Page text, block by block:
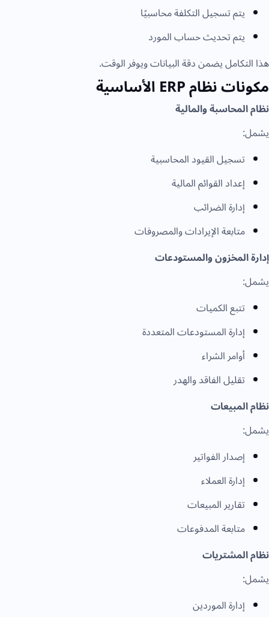
يتم تسجيل التكلفة محاسبيًا
يتم تحديث حساب المورد
هذا التكامل يضمن دقة البيانات ويوفر الوقت.
مكونات نظام ERP الأساسية
نظام المحاسبة والمالية
يشمل:
تسجيل القيود المحاسبية
إعداد القوائم المالية
إدارة الضرائب
متابعة الإيرادات والمصروفات
إدارة المخزون والمستودعات
يشمل:
تتبع الكميات
إدارة المستودعات المتعددة
أوامر الشراء
تقليل الفاقد والهدر
نظام المبيعات
يشمل:
إصدار الفواتير
إدارة العملاء
تقارير المبيعات
متابعة المدفوعات
نظام المشتريات
يشمل:
إدارة الموردين